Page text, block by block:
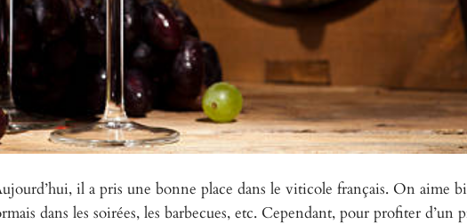
il a pris une bonne place dans le viticole français. On aime
dans les soirées, les barbecues, etc. Cependant, pour profiter d’un